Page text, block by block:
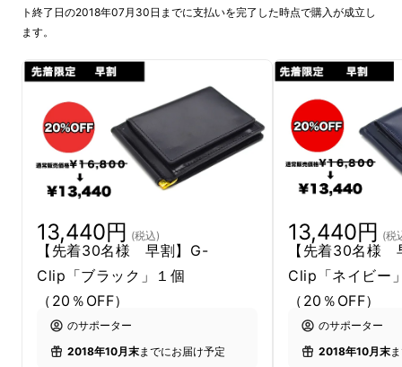
皆様、初めまして。
”毎日をちょっと便利に”する革製品を開発して
おります、R/E SIDE(リサイド)と申します。
ト終了日の2018年07月30日までに支払いを完了した時点で購入が成立し
ます。
13,440円 (税込)
【先着30名様 早割】G-
Clip「ブラック」１個
（20％OFF）
のサポーター
2018年10月末までにお届け予定
13,440円 (税
【先着30名様
Clip「ネイビー
（20％OFF）
のサポーター
2018年10月末